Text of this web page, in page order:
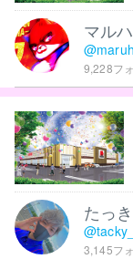
マル
9,228フ
たっ
3,145フ